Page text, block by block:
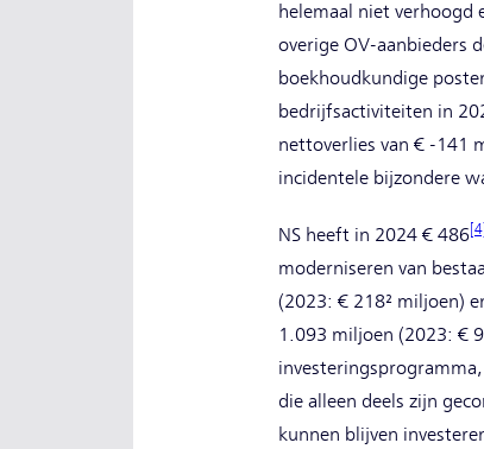
helemaal niet verhoogd
overige OV-aanbieders
boekhoudkundige
bedrijfsactiviteiten in
nettoverlies van € -141
incidentele bijzondere
NS heeft in 2024 € 486 [4]
moderniseren van
(2023: € 218² miljoen)
1.093 miljoen (2023: €
die alleen deels zijn
kunnen blijven